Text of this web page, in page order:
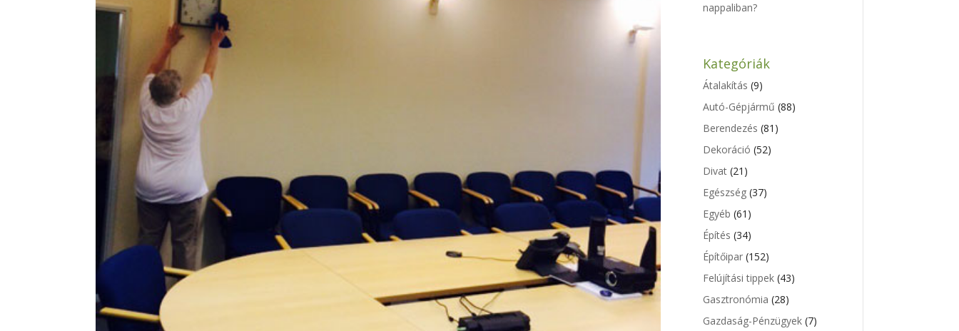
nappaliban?
Kategóriák
Átalakítás (9)
Autó-Gépjármű (88)
Berendezés (81)
Dekoráció (52)
Divat (21)
Egészség (37)
Egyéb (61)
Építés (34)
Építőipar (152)
Felújítási tippek (43)
Gasztronómia (28)
Gazdaság-Pénzügyek (7)